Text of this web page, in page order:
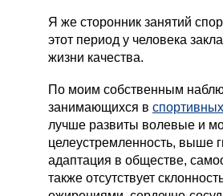
Я же сторонник занятий
этот период у человека
жизни качества.
По моим собственным
занимающихся в
лучше развиты волевые и
целеустремленность, выше
адаптация в обществе,
также отсутствует